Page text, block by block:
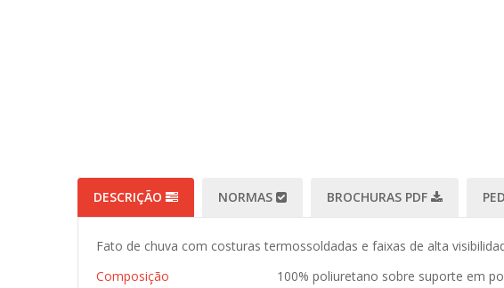
DESCRIÇÃO NORMAS BROCHURAS PDF
Fato de chuva com costuras termossoldadas e faixas de alta
Composição
100% poliuretano sobre suporte em